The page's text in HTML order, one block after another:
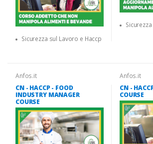
Sicurezza sul Lavoro e Haccp
Anfos.it
CN - HACCP - FOOD
INDUSTRY MANAGER
COURSE
Anfos.it
CN -
COURSE